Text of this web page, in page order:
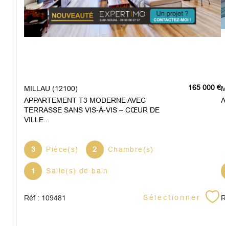
MILLAU (12100)
APPARTEMENT T3 MODERNE AVEC
TERRASSE SANS VIS-À-VIS – CŒUR DE
VILLE...
165 000 €
3 Pièce(s) 2 Chambre(s)
1 Salle(s) de bain
Réf : 109481 Sélectionner